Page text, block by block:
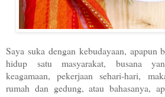
Saya suka dengan kebudayaan, apapun
hidup satu masyarakat, busana
keagamaan, pekerjaan sehari-hari,
rumah dan gedung, atau bahasanya,